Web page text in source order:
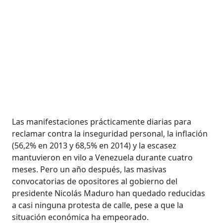
Las manifestaciones prácticamente diarias para
reclamar contra la inseguridad personal, la inflación
(56,2% en 2013 y 68,5% en 2014) y la escasez
mantuvieron en vilo a Venezuela durante cuatro
meses. Pero un año después, las masivas
convocatorias de opositores al gobierno del
presidente Nicolás Maduro han quedado reducidas
a casi ninguna protesta de calle, pese a que la
situación económica ha empeorado.